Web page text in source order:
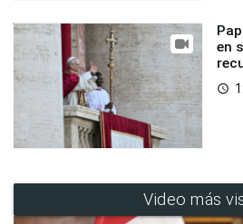
en
access_time
Video más